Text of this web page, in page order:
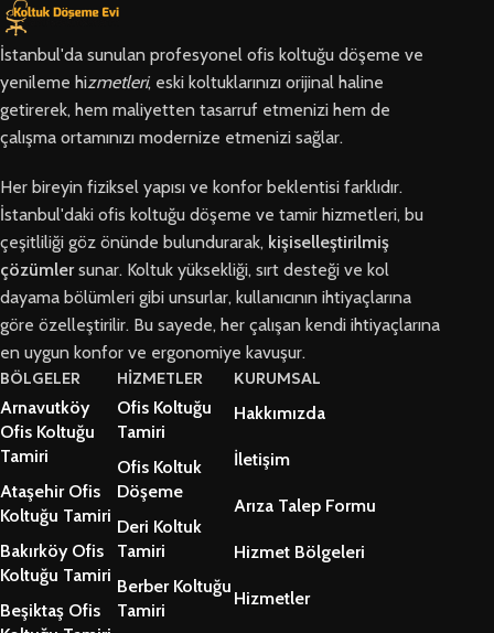
İstanbul'da sunulan profesyonel ofis koltuğu döşeme ve
yenileme hizmetleri, eski koltuklarınızı orijinal haline
getirerek, hem maliyetten tasarruf etmenizi hem de
çalışma ortamınızı modernize etmenizi sağlar.
Her bireyin fiziksel yapısı ve konfor beklentisi farklıdır.
İstanbul'daki ofis koltuğu döşeme ve tamir hizmetleri, bu
çeşitliliği göz önünde bulundurarak, kişiselleştirilmiş
çözümlersunar. Koltuk yüksekliği, sırt desteği ve kol
dayama bölümleri gibi unsurlar, kullanıcının ihtiyaçlarına
göre özelleştirilir. Bu sayede, her çalışan kendi ihtiyaçlarına
en uygun konfor ve ergonomiye kavuşur.
BÖLGELER
Arnavutköy
Ofis Koltuğu
Tamiri
Ataşehir Ofis
Koltuğu Tamiri
Bakırköy Ofis
Koltuğu Tamiri
Beşiktaş Ofis
HİZMETLER
Ofis Koltuğu
Tamiri
Ofis Koltuk
Döşeme
Deri Koltuk
Tamiri
Berber Koltuğu
Tamiri
KURUMSAL
Hakkımızda
İletişim
Arıza Talep Formu
Hizmet Bölgeleri
Hizmetler